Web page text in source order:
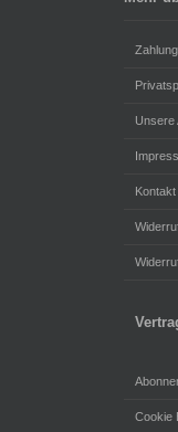
Unsere
Kontakt
Cookie